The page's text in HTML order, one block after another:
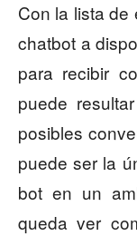
Con la lista de
chatbot a
para recibir
puede
posibles
puede ser la
bot en un
queda ver